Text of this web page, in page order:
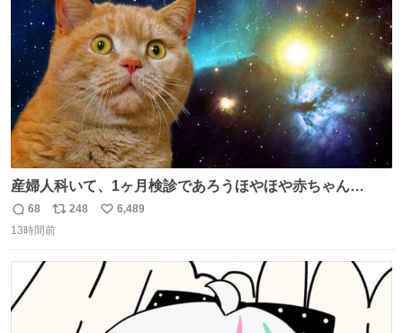
大塚国際美術館
数
産婦人科いて、1ヶ月検診であろうほやほや赤ちゃん👩‍🍼
と推定2,3歳の女の子👧🏻をワンオペで連れてるママがいる
のだけども 女の子ずっとママの側から離れない…⁉️ 手を繋
たいにﾄﾃﾄﾃついてってるし逃走しないし脱走しないし逃げ
ないし走ら文字数
返
信
68
リ
ポ
248
い
数
6,489
13時間前